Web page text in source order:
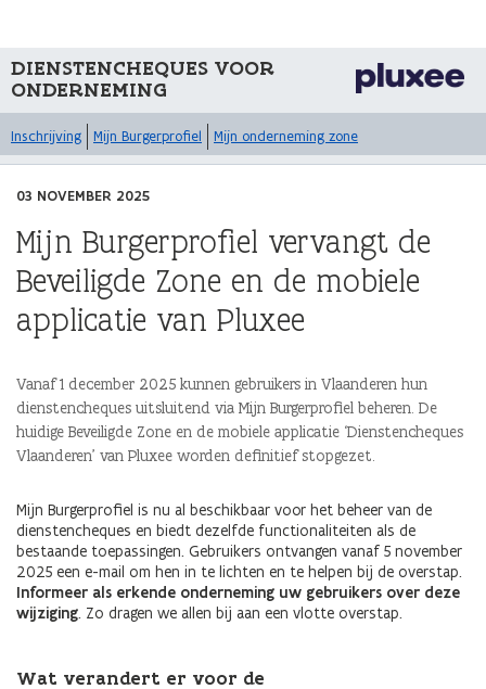
DIENSTENCHEQUES VOOR
ONDERNEMING
Inschrijving Mijn Burgerprofiel Mijn onderneming zone
03 NOVEMBER 2025
Mijn Burgerprofiel vervangt de
Beveiligde Zone en de mobiele
applicatie van Pluxee
Vanaf 1 december 2025 kunnen gebruikers in Vlaanderen hun
dienstencheques uitsluitend via Mijn Burgerprofiel beheren. De
huidige Beveiligde Zone en de mobiele applicatie ‘Dienstencheques
Vlaanderen’ van Pluxee worden definitief stopgezet.
Mijn Burgerprofiel is nu al beschikbaar voor het beheer van de
dienstencheques en biedt dezelfde functionaliteiten als de
bestaande toepassingen. Gebruikers ontvangen vanaf 5 november
2025 een e-mail om hen in te lichten en te helpen bij de overstap.
Informeer als erkende onderneming uw gebruikers over deze
wijziging. Zo dragen we allen bij aan een vlotte overstap.
Wat verandert er voor de